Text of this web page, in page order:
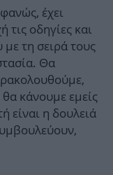
έχει
τις οδηγίες και
με τη σειρά τους
Θα
κάνουμε εμείς
είναι η δουλειά